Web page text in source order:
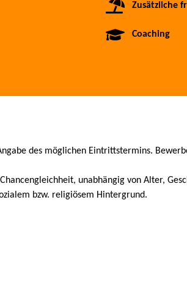
Zusätzliche
Coaching
des möglichen Eintrittstermins.
unabhängig von Alter,
bzw. religiösem Hintergrund.